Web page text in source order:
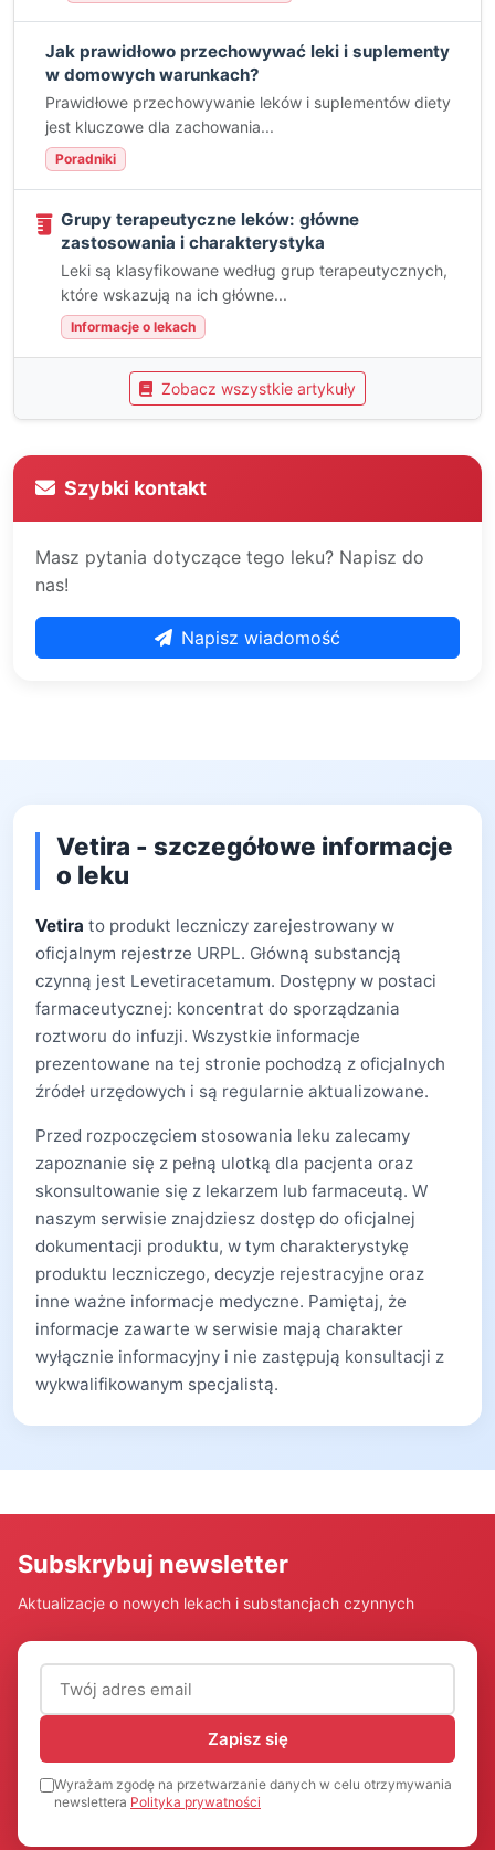
Jak prawidłowo przechowywać leki i suplementy
w domowych warunkach?
Prawidłowe przechowywanie leków i suplementów diety
jest kluczowe dla zachowania...
Poradniki
Grupy terapeutyczne leków: główne
zastosowania i charakterystyka
Leki są klasyfikowane według grup terapeutycznych,
które wskazują na ich główne...
Informacje o lekach
Zobacz wszystkie artykuły
Szybki kontakt
Masz pytania dotyczące tego leku? Napisz do
nas!
Napisz wiadomość
Vetira - szczegółowe informacje
o leku
Vetira to produkt leczniczy zarejestrowany w
oficjalnym rejestrze URPL. Główną substancją
czynną jest Levetiracetamum. Dostępny w postaci
farmaceutycznej: koncentrat do sporządzania
roztworu do infuzji. Wszystkie informacje
prezentowane na tej stronie pochodzą z oficjalnych
źródeł urzędowych i są regularnie aktualizowane.
Przed rozpoczęciem stosowania leku zalecamy
zapoznanie się z pełną ulotką dla pacjenta oraz
skonsultowanie się z lekarzem lub farmaceutą. W
naszym serwisie znajdziesz dostęp do oficjalnej
dokumentacji produktu, w tym charakterystykę
produktu leczniczego, decyzje rejestracyjne oraz
inne ważne informacje medyczne. Pamiętaj, że
informacje zawarte w serwisie mają charakter
wyłącznie informacyjny i nie zastępują konsultacji z
wykwalifikowanym specjalistą.
Subskrybuj newsletter
Aktualizacje o nowych lekach i substancjach czynnych
Adres email (wymagany)
Zapisz się
Wyrażam zgodę na przetwarzanie danych w celu otrzymywania
newslettera Polityka prywatności